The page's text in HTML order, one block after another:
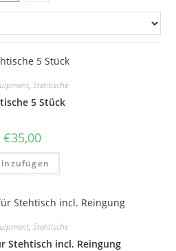
, Stehtische
5 Stück
€35,00
, Stehtische
Stehtisch incl. Reingung